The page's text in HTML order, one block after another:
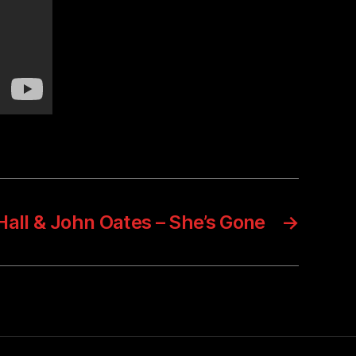
→
& John Oates – She’s Gone